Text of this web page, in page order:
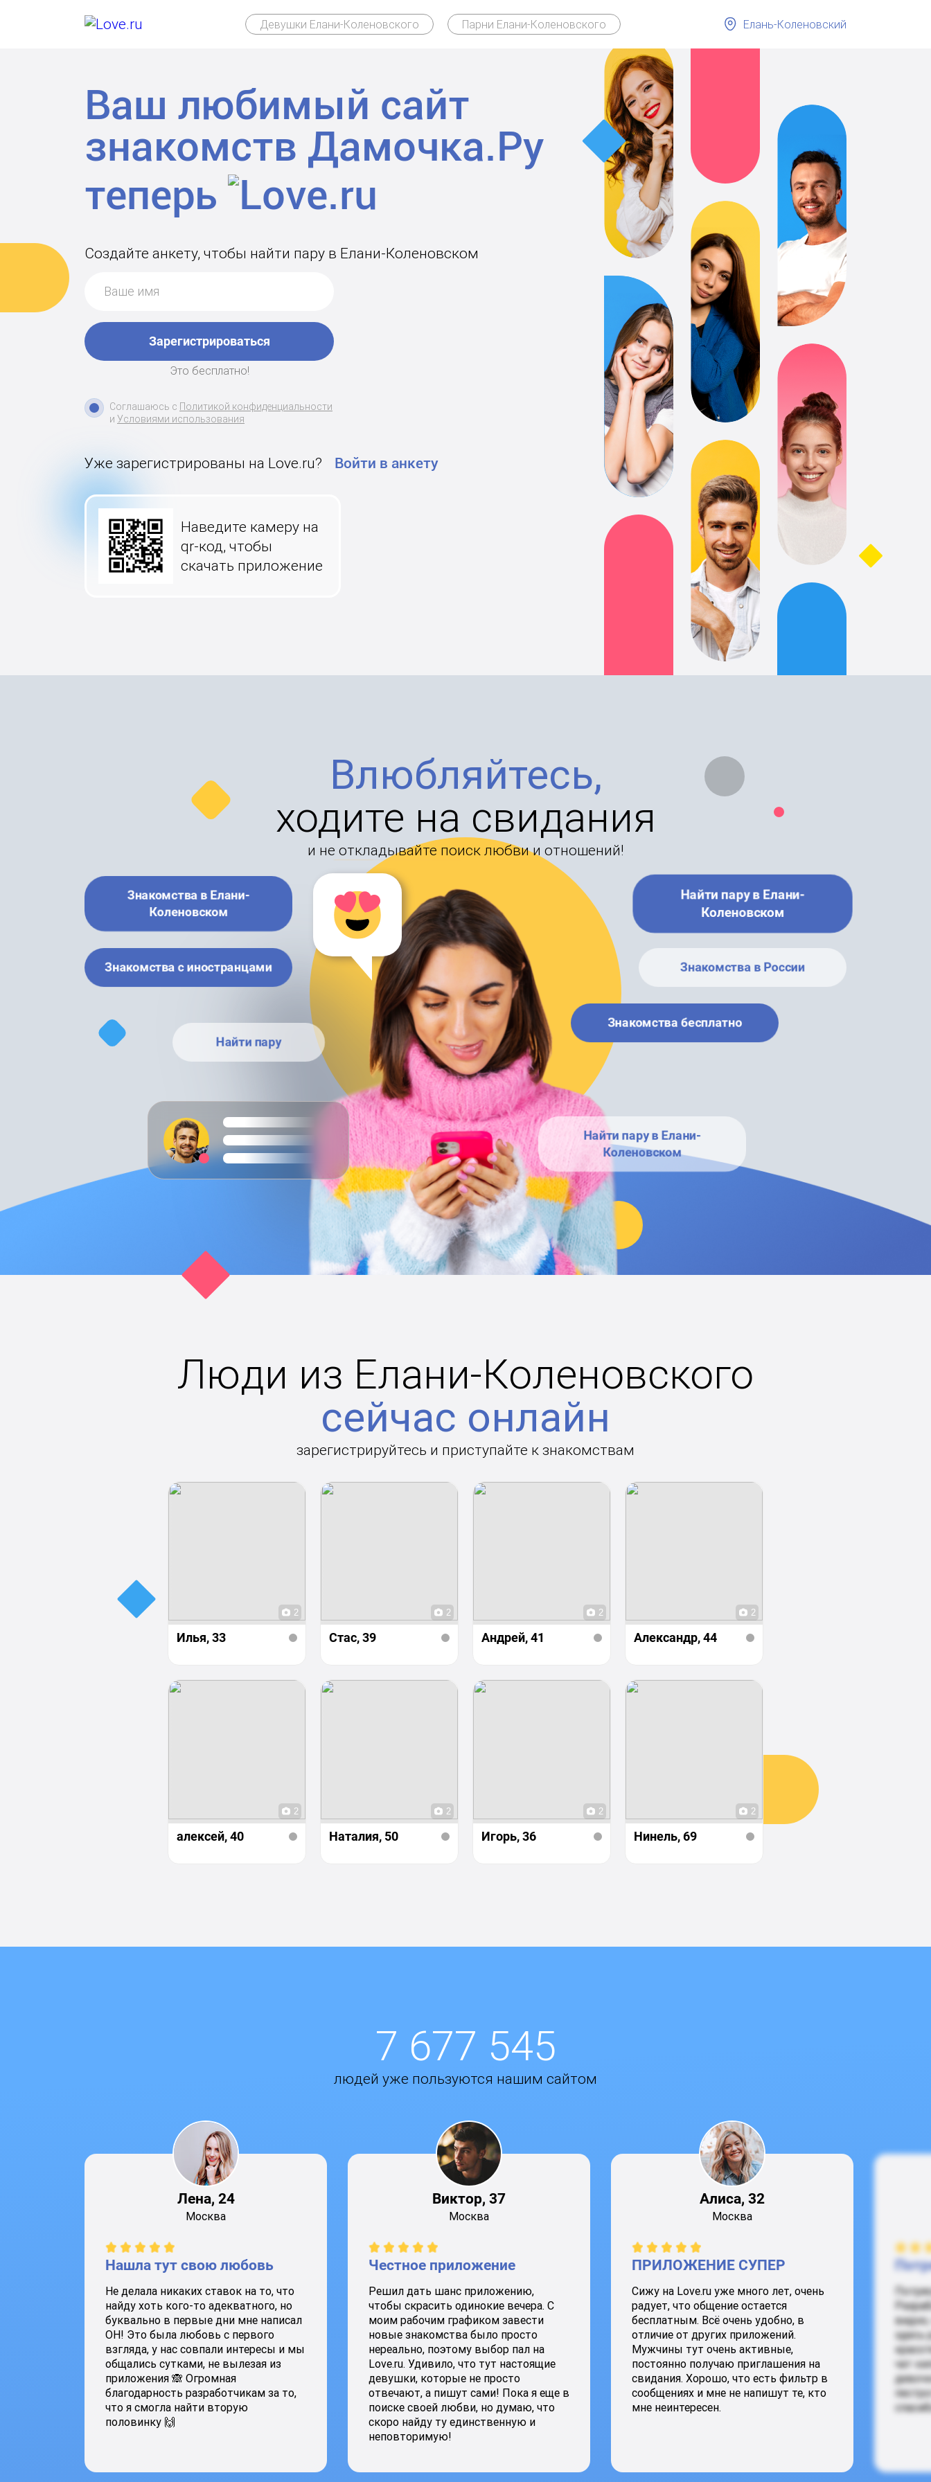
Девушки Елани-Коленовского Парни Елани-Коленовского Елань-Коленовский
Ваш любимый сайт
знакомств Дамочка.Ру
теперь
Создайте анкету, чтобы найти пару в Елани-Коленовском
Зарегистрироваться
Это бесплатно!
Соглашаюсь с Политикой конфиденциальности
и Условиями использования
Уже зарегистрированы на Love.ru? Войти в анкету
Наведите камеру на
qr-код, чтобы
скачать приложение
Влюбляйтесь,
ходите на свидания
и не откладывайте поиск любви и отношений!
Знакомства в Елани-
Коленовском
Знакомства с иностранцами
Найти пару
Найти пару в Елани-
Коленовском
Знакомства в России
Знакомства бесплатно
Найти пару в Елани-
Коленовском
Люди из Елани-Коленовского
сейчас онлайн
зарегистрируйтесь и приступайте к знакомствам
2
Илья, 33
2
Стас, 39
2
Андрей, 41
2
Александр, 44
2
алексей, 40
2
Наталия, 50
2
Игорь, 36
2
Нинель, 69
7 677 545
людей уже пользуются нашим сайтом
Лена, 24
Москва
Нашла тут свою любовь
Не делала никаких ставок на то, что
найду хоть кого-то адекватного, но
буквально в первые дни мне написал
ОН! Это была любовь с первого
взгляда, у нас совпали интересы и мы
общались сутками, не вылезая из
приложения 🙈 Огромная
благодарность разработчикам за то,
что я смогла найти вторую
половинку 🙌
Виктор, 37
Москва
Честное приложение
Решил дать шанс приложению,
чтобы скрасить одинокие вечера. С
моим рабочим графиком завести
новые знакомства было просто
нереально, поэтому выбор пал на
Love.ru. Удивило, что тут настоящие
девушки, которые не просто
отвечают, а пишут сами! Пока я еще в
поиске своей любви, но думаю, что
скоро найду ту единственную и
неповторимую!
Алиса, 32
Москва
ПРИЛОЖЕНИЕ СУПЕР
Сижу на Love.ru уже много лет, очень
радует, что общение остается
бесплатным. Всё очень удобно, в
отличие от других приложений.
Мужчины тут очень активные,
постоянно получаю приглашения на
свидания. Хорошо, что есть фильтр в
сообщениях и мне не напишут те, кто
мне неинтересен.
здесь
чат